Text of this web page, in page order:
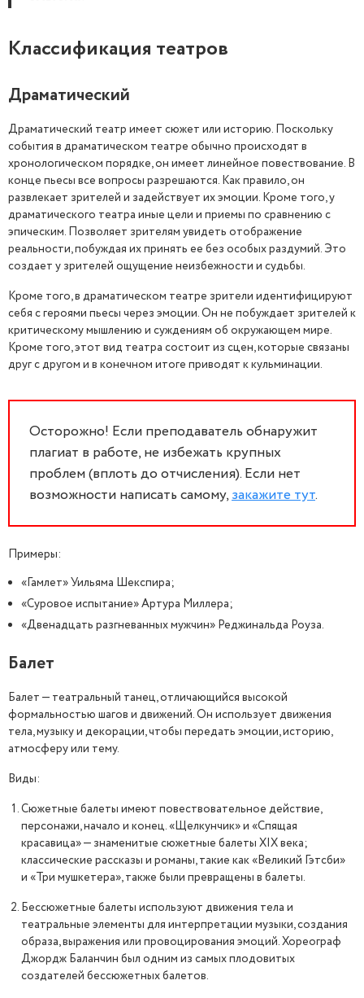
Классификация театров
Драматический
Драматический театр имеет сюжет или историю. Поскольку
события в драматическом театре обычно происходят в
хронологическом порядке, он имеет линейное повествование. В
конце пьесы все вопросы разрешаются. Как правило, он
развлекает зрителей и задействует их эмоции. Кроме того, у
драматического театра иные цели и приемы по сравнению с
эпическим. Позволяет зрителям увидеть отображение
реальности, побуждая их принять ее без особых раздумий. Это
создает у зрителей ощущение неизбежности и судьбы.
Кроме того, в драматическом театре зрители идентифицируют
себя с героями пьесы через эмоции. Он не побуждает зрителей к
критическому мышлению и суждениям об окружающем мире.
Кроме того, этот вид театра состоит из сцен, которые связаны
друг с другом и в конечном итоге приводят к кульминации.
Осторожно! Если преподаватель обнаружит
плагиат в работе, не избежать крупных
проблем (вплоть до отчисления). Если нет
возможности написать самому,закажите тут.
Примеры:
«Гамлет» Уильяма Шекспира;
«Суровое испытание» Артура Миллера;
«Двенадцать разгневанных мужчин» Реджинальда Роуза.
Балет
Балет — театральный танец, отличающийся высокой
формальностью шагов и движений. Он использует движения
тела, музыку и декорации, чтобы передать эмоции, историю,
атмосферу или тему.
Виды:
Сюжетные балеты имеют повествовательное действие,
персонажи, начало и конец. «Щелкунчик» и «Спящая
красавица» — знаменитые сюжетные балеты XIX века;
классические рассказы и романы, такие как «Великий Гэтсби»
и «Три мушкетера», также были превращены в балеты.
Бессюжетные балеты используют движения тела и
театральные элементы для интерпретации музыки, создания
образа, выражения или провоцирования эмоций. Хореограф
Джордж Баланчин был одним из самых плодовитых
создателей бессюжетных балетов.